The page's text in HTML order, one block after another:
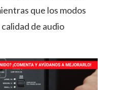
que los modos
de audio